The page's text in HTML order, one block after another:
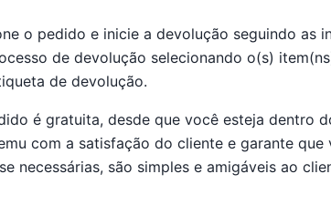
o pedido e inicie a devolução seguindo as
de devolução selecionando o(s)
de devolução.
é gratuita, desde que você esteja dentro
com a satisfação do cliente e garante que
necessárias, são simples e amigáveis ao